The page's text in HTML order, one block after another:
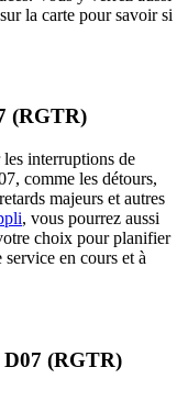
la carte pour savoir si
(RGTR)
interruptions de
comme les détours,
majeurs et autres
, vous pourrez aussi
choix pour planifier
en cours et à
D07 (RGTR)